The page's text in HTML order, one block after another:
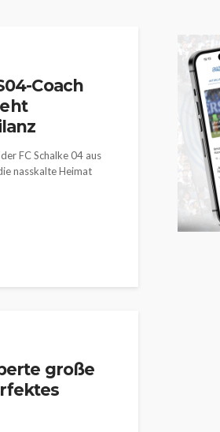
Coach
FC Schalke 04 aus
nasskalte Heimat
große